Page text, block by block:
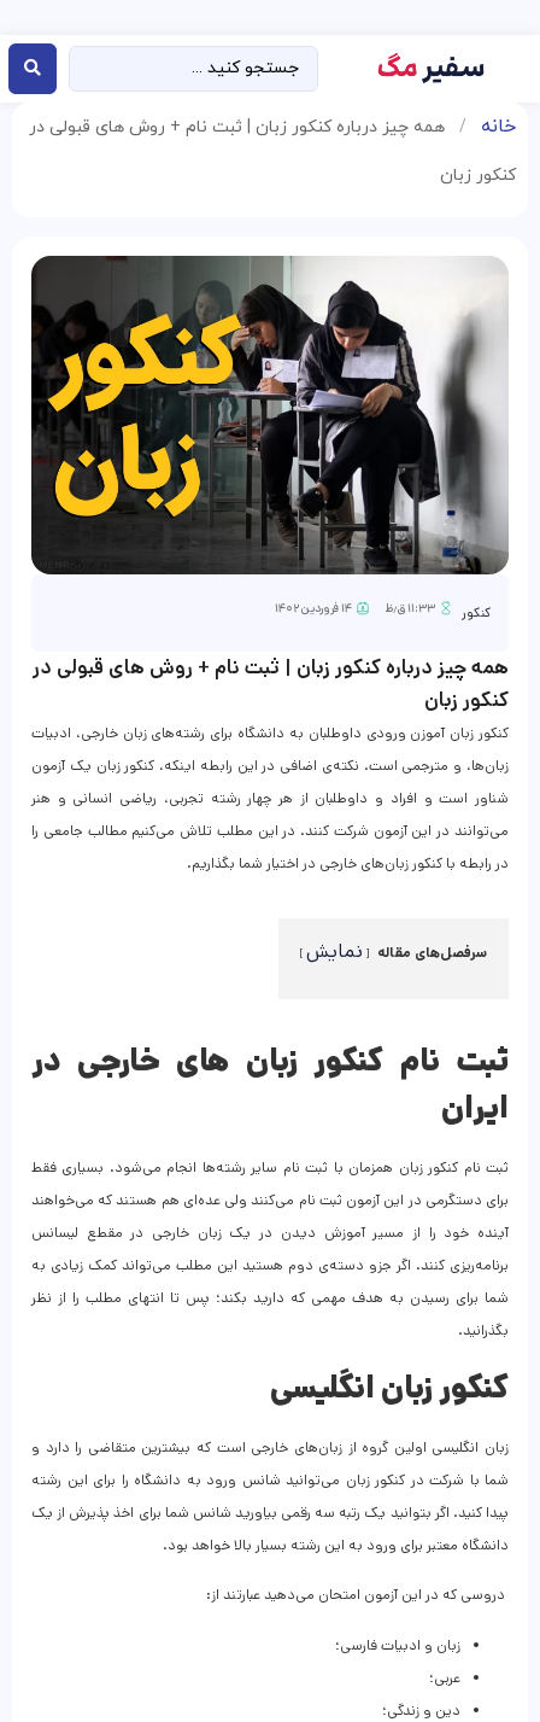
خانه / همه چیز درباره کنکور زبان | ثبت‌ نام + روش‌ های قبولی در
کنکور زبان
کنکور ۱۱:۳۳ ق٫ظ ۱۴ فروردین ۱۴۰۲
همه چیز درباره کنکور زبان | ثبت‌ نام + روش‌ های قبولی در
کنکور زبان
کنکور زبان آموزن ورودی داوطلبان به دانشگاه‌ برای رشته‌های زبان خارجی، ادبیات
زبان‌ها، و مترجمی است. نکته‌ی اضافی در این رابطه اینکه، کنکور زبان یک آزمون
شناور است و افراد و داوطلبان از هر چهار رشته تجربی، ریاضی انسانی و هنر
می‌توانند در این آزمون شرکت کنند. در این مطلب تلاش می‌کنیم مطالب جامعی را
در رابطه با کنکور زبان‌های خارجی در اختیار شما بگذاریم.
سرفصل‌های مقاله نمایش
ثبت نام کنکور زبان های خارجی در
ایران
ثبت نام کنکور زبان همزمان با ثبت نام سایر رشته‌ها انجام می‌شود. بسیاری فقط
برای دستگرمی در این آزمون ثبت نام می‌کنند ولی عده‌ای هم هستند که می‌خواهند
آینده خود را از مسیر آموزش دیدن در یک زبان خارجی در مقطع لیسانس
برنامه‌ریزی کنند. اگر جزو دسته‌ی دوم هستید این مطلب می‌تواند کمک زیادی به
شما برای رسیدن به هدف مهمی که دارید بکند؛ پس تا انتهای مطلب را از نظر
بگذرانید.
کنکور زبان انگلیسی
زبان انگلیسی اولین گروه از زبان‌های خارجی است که بیشترین متقاضی را دارد و
شما با شرکت در کنکور زبان می‌توانید شانس ورود به دانشگاه را برای این رشته
پیدا کنید. اگر بتوانید یک رتبه سه رقمی بیاورید شانس شما برای اخذ پذیرش از یک
دانشگاه معتبر برای ورود به این رشته بسیار بالا خواهد بود.
دروسی که در این آزمون امتحان می‌دهید عبارتند از:
زبان و ادبیات فارسی؛
عربی؛
دین و زندگی؛